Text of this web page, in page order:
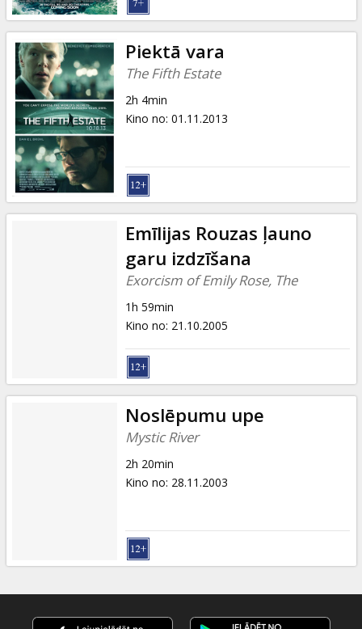
Piektā vara
The Fifth Estate
2h 4min
Kino no: 01.11.2013
Emīlijas Rouzas ļauno
garu izdzīšana
Exorcism of Emily Rose, The
1h 59min
Kino no: 21.10.2005
Noslēpumu upe
Mystic River
2h 20min
Kino no: 28.11.2003